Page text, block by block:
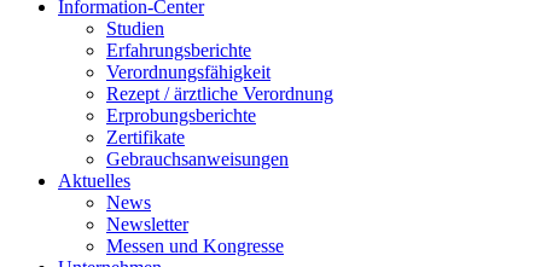
Information-Center
Studien
Erfahrungsberichte
Verordnungsfähigkeit
Rezept / ärztliche Verordnung
Erprobungsberichte
Zertifikate
Gebrauchsanweisungen
Aktuelles
News
Newsletter
Messen und Kongresse